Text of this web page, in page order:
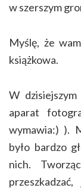
w szerszym
Myślę, że
książkowa.
W
aparat
wymawia:) ).
było bardzo
nich.